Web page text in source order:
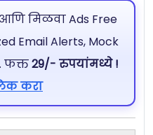
मिळवा Ads Free
Email Alerts, Mock
फक्त29/- रुपयांमध्ये !
करा